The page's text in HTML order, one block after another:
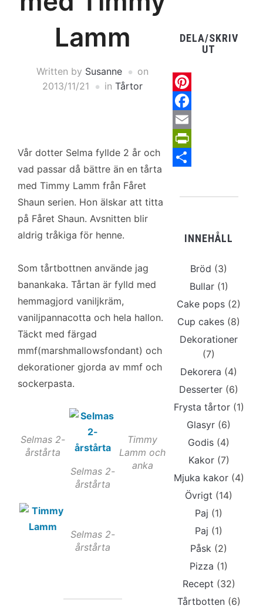
Lamm
Written by Susanne
on
2013/11/21
inTårtor
Vår dotter Selma fyllde 2 år och
vad passar då bättre än en tårta
med Timmy Lamm från Fåret
Shaun serien. Hon älskar att titta
på Fåret Shaun. Avsnitten blir
aldrig tråkiga för henne.
Som tårtbottnen använde jag
banankaka. Tårtan är fylld med
hemmagjord vaniljkräm,
vaniljpannacotta och hela hallon.
Täckt med färgad
mmf(marshmallowsfondant) och
dekorationer gjorda av mmf och
sockerpasta.
Selmas 2-
årstårta
Selmas 2-
årstårta
Timmy
Lamm och
anka
Selmas 2-
årstårta
DELA/SKRIV
UT
INNEHÅLL
Bröd (3)
Bullar(1)
Cake pops (2)
Cup cakes (8)
Dekorationer
(7)
Dekorera (4)
Desserter (6)
Frysta tårtor(1)
Glasyr (6)
Godis (4)
Kakor(7)
Mjuka kakor(4)
Övrigt (14)
Paj (1)
Paj (1)
Påsk (2)
Pizza (1)
Recept (32)
Tårtbotten(6)